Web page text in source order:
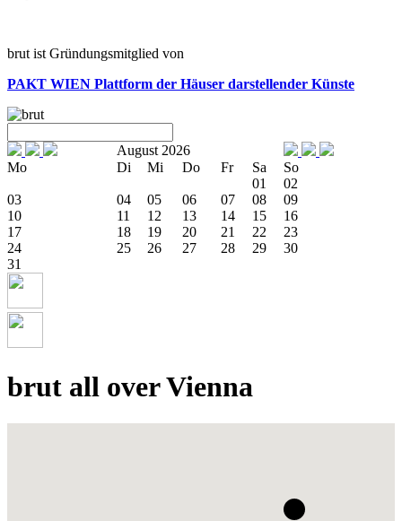
brut ist Gründungsmitglied von
PAKT WIEN Plattform der Häuser darstellender Künste
August 2026
Mo
Di Mi Do Fr Sa
So
01
02
03
04 05 06 07 08
09
10
11 12 13 14 15
16
17
18 19 20 21 22
23
24
25 26 27 28 29
30
31
brut all over Vienna